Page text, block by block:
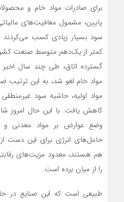
برای صادرات مواد خام و
پایین، مشمول معافیت‌‌‌های
سود بسیار زیادی کسب می‌کردند و
کمتر از یک‌دهم متوسط صنعت
گسترده اتاق، طی چند سال اخیر
مواد خام لغو شد، به این ترتیب
مواد اولیه، حاشیه سود
کاهش یافت. با این حال امروز
وضع عوارض بر مواد معدنی
حامل‌‌‌های انرژی برای این دست از
هم هستند، معدود مزیت‌های
را از میان برده است.
طبیعی است که این صنایع در